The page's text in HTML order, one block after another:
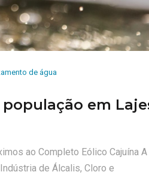
de água
em
ao Completo Eólico Cajuína A
de Álcalis, Cloro e